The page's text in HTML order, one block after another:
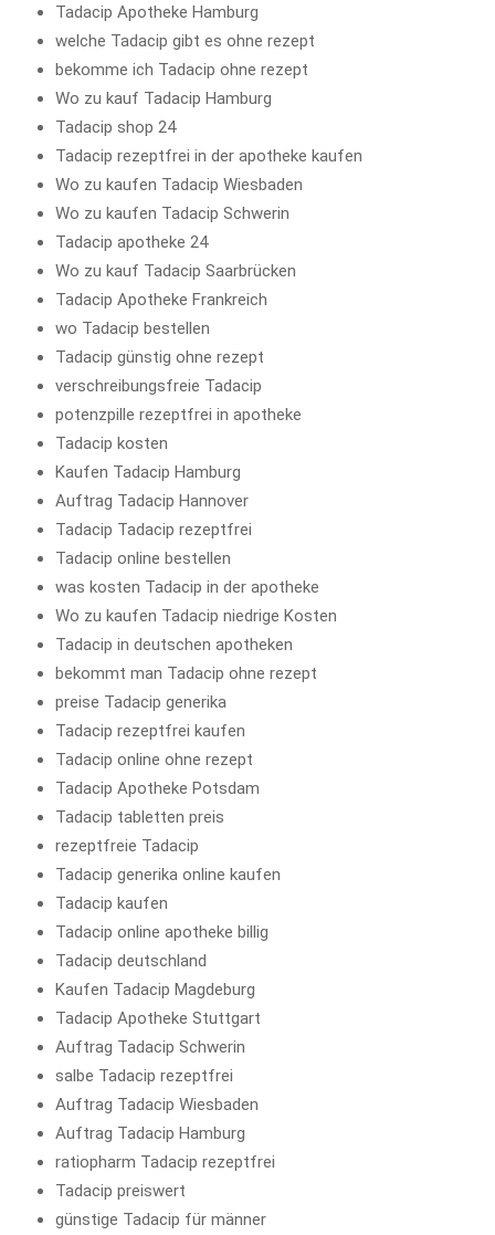
Tadacip Apotheke Hamburg
welche Tadacip gibt es ohne rezept
bekomme ich Tadacip ohne rezept
Wo zu kauf Tadacip Hamburg
Tadacip shop 24
Tadacip rezeptfrei in der apotheke kaufen
Wo zu kaufen Tadacip Wiesbaden
Wo zu kaufen Tadacip Schwerin
Tadacip apotheke 24
Wo zu kauf Tadacip Saarbrücken
Tadacip Apotheke Frankreich
wo Tadacip bestellen
Tadacip günstig ohne rezept
verschreibungsfreie Tadacip
potenzpille rezeptfrei in apotheke
Tadacip kosten
Kaufen Tadacip Hamburg
Auftrag Tadacip Hannover
Tadacip Tadacip rezeptfrei
Tadacip online bestellen
was kosten Tadacip in der apotheke
Wo zu kaufen Tadacip niedrige Kosten
Tadacip in deutschen apotheken
bekommt man Tadacip ohne rezept
preise Tadacip generika
Tadacip rezeptfrei kaufen
Tadacip online ohne rezept
Tadacip Apotheke Potsdam
Tadacip tabletten preis
rezeptfreie Tadacip
Tadacip generika online kaufen
Tadacip kaufen
Tadacip online apotheke billig
Tadacip deutschland
Kaufen Tadacip Magdeburg
Tadacip Apotheke Stuttgart
Auftrag Tadacip Schwerin
salbe Tadacip rezeptfrei
Auftrag Tadacip Wiesbaden
Auftrag Tadacip Hamburg
ratiopharm Tadacip rezeptfrei
Tadacip preiswert
günstige Tadacip für männer